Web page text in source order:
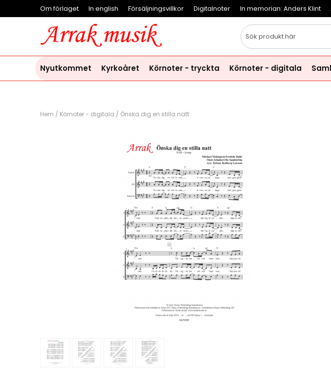
Om förlaget In english Försäljningsvillkor Digitalnoter In memorian: Anders Klint
Nyutkommet Kyrkoåret Körnoter - tryckta Körnoter - digitala
Hem / Körnoter - digitala / Önska dig en stilla natt